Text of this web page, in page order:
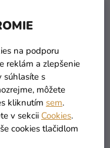
na podporu
reklám a zlepšenie
súhlasíte s
môžete
kliknutím sem.
v sekcii Cookies.
cookies tlačidlom
Mouse
€
€ (–8 %)
DO KOŠÍKA